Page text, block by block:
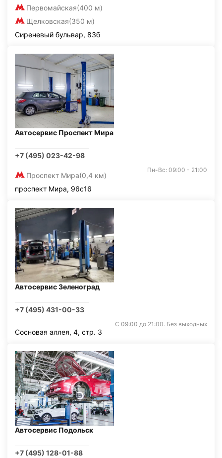
Первомайская(400 м)
Щелковская(350 м)
Сиреневый бульвар, 83б
Автосервис Проспект Мира
+7 (495) 023-42-98
Проспект Мира(0,4 км)
Пн-Вс: 09:00 - 21:00
проспект Мира, 96с16
Автосервис Зеленоград
+7 (495) 431-00-33
С 09:00 до 21:00. Без выходных
Сосновая аллея, 4, стр. 3
Автосервис Подольск
+7 (495) 128-01-88